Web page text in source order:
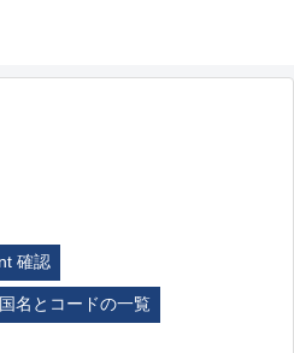
確認
国名とコードの一覧